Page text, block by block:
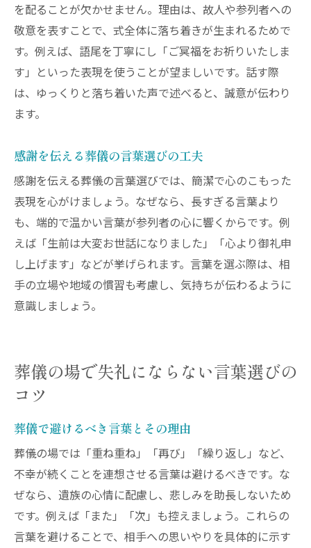
を配ることが欠かせません。理由は、故人や参列者への
敬意を表すことで、式全体に落ち着きが生まれるためで
す。例えば、語尾を丁寧にし「ご冥福をお祈りいたしま
す」といった表現を使うことが望ましいです。話す際
は、ゆっくりと落ち着いた声で述べると、誠意が伝わり
ます。
感謝を伝える葬儀の言葉選びの工夫
感謝を伝える葬儀の言葉選びでは、簡潔で心のこもった
表現を心がけましょう。なぜなら、長すぎる言葉より
も、端的で温かい言葉が参列者の心に響くからです。例
えば「生前は大変お世話になりました」「心より御礼申
し上げます」などが挙げられます。言葉を選ぶ際は、相
手の立場や地域の慣習も考慮し、気持ちが伝わるように
意識しましょう。
葬儀の場で失礼にならない言葉選びの
コツ
葬儀で避けるべき言葉とその理由
葬儀の場では「重ね重ね」「再び」「繰り返し」など、
不幸が続くことを連想させる言葉は避けるべきです。な
ぜなら、遺族の心情に配慮し、悲しみを助長しないため
です。例えば「また」「次」も控えましょう。これらの
言葉を避けることで、相手への思いやりを具体的に示す